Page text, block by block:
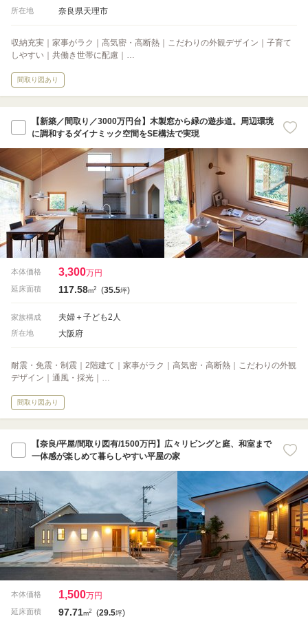
所在地 奈良県天理市
収納充実｜家事がラク｜高気密・高断熱｜こだわりの外観デザイン｜子育て
しやすい｜共働き世帯に配慮｜…
間取り図あり
【新築／間取り／3000万円台】木製窓から緑の遊歩道。周辺環境
に調和するダイナミック空間をSE構法で実現
本体価格 3,300万円
延床面積 117.58m2 (35.5坪)
家族構成 夫婦＋子ども2人
所在地 大阪府
耐震・免震・制震｜2階建て｜家事がラク｜高気密・高断熱｜こだわりの外観
デザイン｜通風・採光｜…
間取り図あり
【奈良/平屋/間取り図有/1500万円】広々リビングと庭、和室まで
一体感が楽しめて暮らしやすい平屋の家
本体価格 1,500万円
延床面積 97.71m2 (29.5坪)